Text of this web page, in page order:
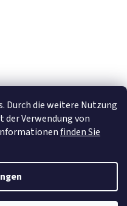
Durch die weitere Nutzung
der Verwendung von
finden Sie